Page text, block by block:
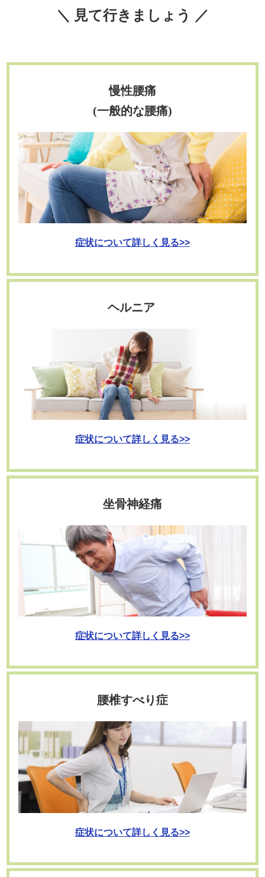
＼ 見て行きましょう ／
慢性腰痛
(一般的な腰痛)
症状について詳しく見る>>
ヘルニア
症状について詳しく見る>>
坐骨神経痛
症状について詳しく見る>>
腰椎すべり症
症状について詳しく見る>>